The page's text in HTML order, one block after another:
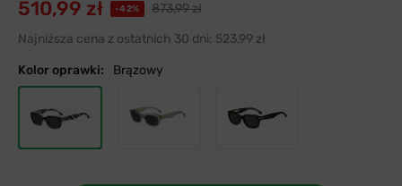
510,99 zł -42%
873,99 zł
Najniższa cena z ostatnich 30 dni: 523,99 zł
Kolor oprawki: Brązowy